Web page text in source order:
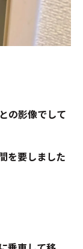
の影像でして
を要しました